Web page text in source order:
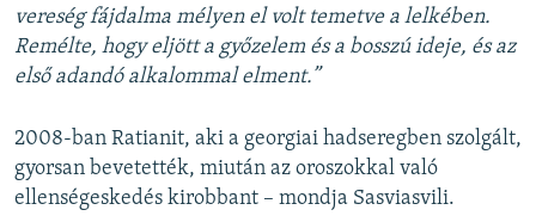
vereség fájdalma mélyen el volt temetve a lelkében.
Remélte, hogy eljött a győzelem és a bosszú ideje, és az
első adandó alkalommal elment.”
2008-ban Ratianit, aki a georgiai hadseregben szolgált,
gyorsan bevetették, miután az oroszokkal való
ellenségeskedés kirobbant – mondja Sasviasvili.